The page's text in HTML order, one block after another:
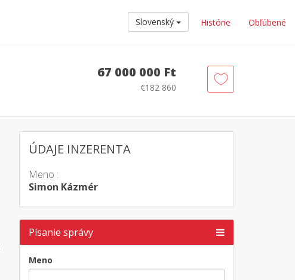
Slovenský Histórie Obľúbené
67 000 000 Ft
€182 860
ÚDAJE INZERENTA
Meno :
Simon Kázmér
Písanie správy
Meno